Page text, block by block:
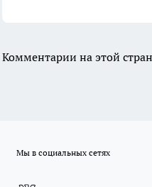
Комментарии на этой
Мы в социальных сетях